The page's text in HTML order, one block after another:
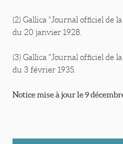
(2) Gallica "Journal officiel de
du 20 janvier 1928.
(3) Gallica "Journal officiel de
du 3 février 1935.
Notice mise à jour le 9